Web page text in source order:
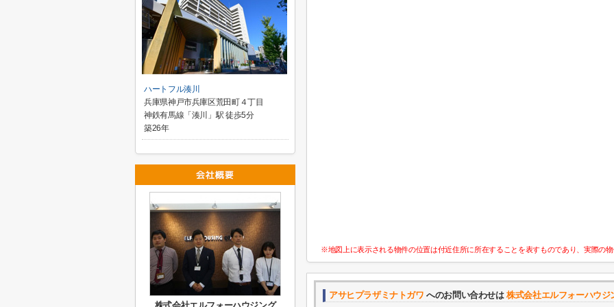
※地図上に表示される物件の位置は付近住所に所在することを表すものであり、実際の
アサヒプラザミナトガワ へのお問い合わせは株式会社エルフォーハウジ
ハートフル湊川
兵庫県神戸市兵庫区荒田町４丁目
神鉄有馬線「湊川」駅 徒歩5分
築26年